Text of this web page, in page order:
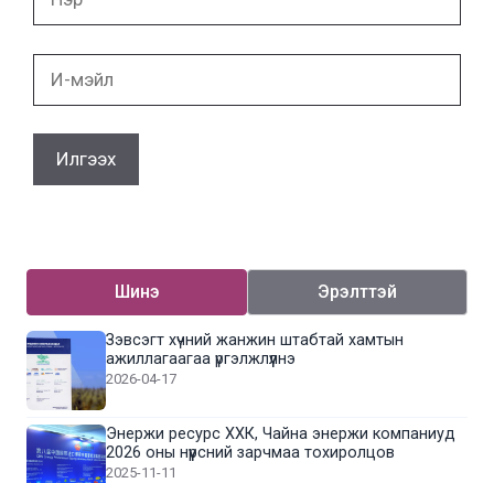
мэйл
Шинэ Эрэлттэй
Зэвсэгт хүчний жанжин штабтай хамтын
ажиллагаагаа үргэлжлүүлнэ
2026-04-17
Энержи ресурс ХХК, Чайна энержи компаниуд
2026 оны нүүрсний зарчмаа тохиролцов
2025-11-11